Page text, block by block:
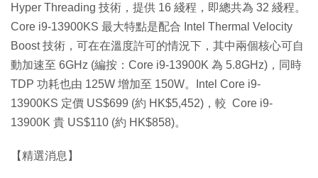
Hyper Threading 技術，提供 16 綫程，即總共為 32 綫程。
Core i9-13900KS 最大特點是配合 Intel Thermal Velocity
Boost 技術，可在在溫度許可的情況下，其中兩個核心可自
動加速至 6GHz (編按：Core i9-13900K 為 5.8GHz)，同時
TDP 功耗也由 125W 增加至 150W。Intel Core i9-
13900KS 定價 US$699 (約 HK$5,452)，較 Core i9-
13900K 貴 US$110 (約 HK$858)。
【精選消息】